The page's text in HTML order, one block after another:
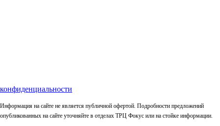
конфиденциальности
Информация на сайте не является публичной офертой. Подробности предложений
опубликованных на сайте уточняйте в отделах ТРЦ Фокус или на стойке информации.